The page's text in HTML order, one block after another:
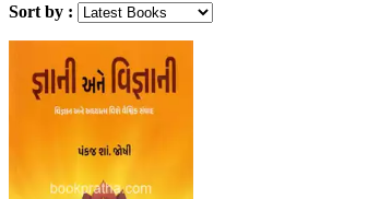
Sort by :